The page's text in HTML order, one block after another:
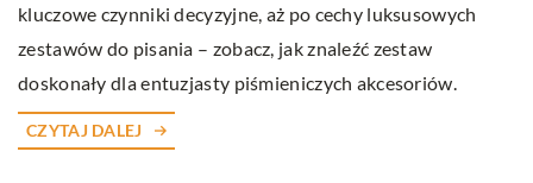
kluczowe czynniki decyzyjne, aż po cechy luksusowych
zestawów do pisania – zobacz, jak znaleźć zestaw
doskonały dla entuzjasty piśmieniczych akcesoriów.
CZYTAJ DALEJ